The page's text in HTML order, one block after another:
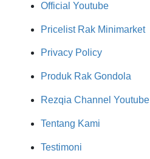
Official Youtube
Pricelist Rak Minimarket
Privacy Policy
Produk Rak Gondola
Rezqia Channel Youtube
Tentang Kami
Testimoni